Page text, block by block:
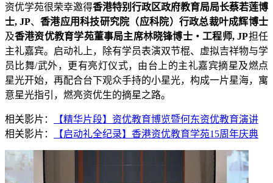
资优学苑很荣幸邀得香港特别行政区政府教育局局长蔡若莲博
士, JP、 香港应用科技研究院（应科院）行政总裁叶成辉博士
及香港资优教育学苑董事局主席林晓锋博士・工程师, JP担任
主礼嘉宾。启动礼上，除有学员表演双节棍、虚拟吉祥物与学
员比舞/武外，更有亮灯仪式，由台上的主礼嘉宾摘星及燃点
星光开始，再配合台下观众手持的小星光，构成一片星海，寓
意星光指引，燃亮资优生的摘星之路。
相关影片：
【精华片段】资优教育博览暨何东资优教育演讲
相关影片：
【启动礼全纪录】香港资优教育学苑15周年庆典